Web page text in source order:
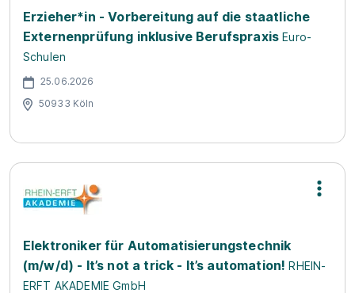
Erzieher*in - Vorbereitung auf die staatliche
Externenprüfung inklusive Berufspraxis Euro-
Schulen
25.06.2026
50933 Köln
Elektroniker für Automatisierungstechnik
(m/w/d) - It’s not a trick - It’s automation! RHEIN-
ERFT AKADEMIE GmbH